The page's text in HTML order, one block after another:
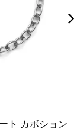
ト カボション